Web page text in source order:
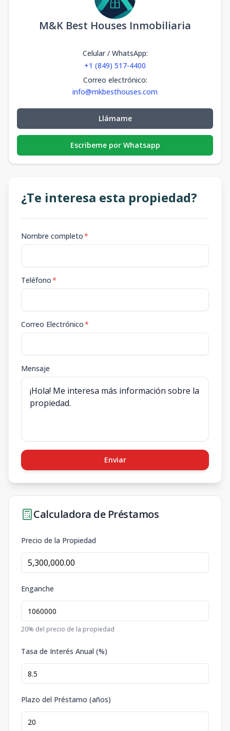
M&K Best Houses Inmobiliaria
Celular / WhatsApp:
+1 (849) 517-4400
Correo electrónico:
info@mkbesthouses.com
Llámame
Escribeme por Whatsapp
¿Te interesa esta propiedad?
Nombre completo*
Teléfono*
Correo Electrónico*
Mensaje
Enviar
Calculadora de Préstamos
Precio de la Propiedad
Enganche
20% del precio de la propiedad
Tasa de Interés Anual (%)
Plazo del Préstamo (años)